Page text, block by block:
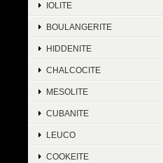
IOLITE
BOULANGERITE
HIDDENITE
CHALCOCITE
MESOLITE
CUBANITE
LEUCO
COOKEITE